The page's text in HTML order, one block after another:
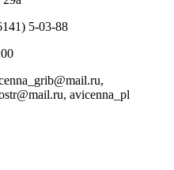
5-03-88
avicenna_pl